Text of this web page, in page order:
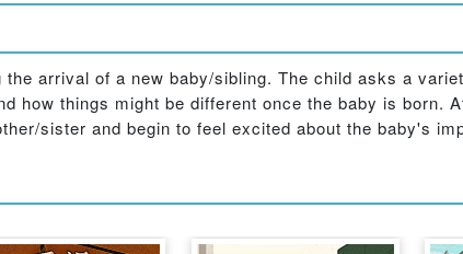
arrival of a new baby/sibling. The child asks a
how things might be different once the baby is born.
sister and begin to feel excited about the baby's